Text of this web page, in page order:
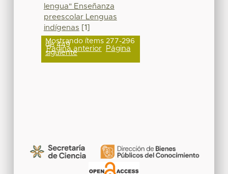
lengua" Enseñanza
preescolar Lenguas
indígenas [1]
Mostrando ítems 277-296
de 449
Página anterior Página
siguiente